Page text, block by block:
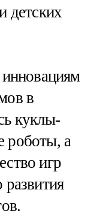
детских
инновациям
в
куклы-
роботы, а
игр
развития